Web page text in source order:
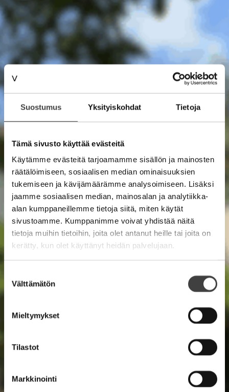
Suostumus Yksityiskohdat Tietoja
Tämä sivusto käyttää evästeitä
Käytämme evästeitä tarjoamamme sisällön ja mainosten
räätälöimiseen, sosiaalisen median ominaisuuksien
tukemiseen ja kävijämäärämme analysoimiseen. Lisäksi
jaamme sosiaalisen median, mainosalan ja analytiikka-
alan kumppaneillemme tietoja siitä, miten käytät
sivustoamme. Kumppanimme voivat yhdistää näitä
tietoja muihin tietoihin, joita olet antanut heille tai joita on
kerätty, kun olet käyttänyt heidän palvelujaan.
valinta
Välttämätön
Mieltymykset
Tilastot
Markkinointi